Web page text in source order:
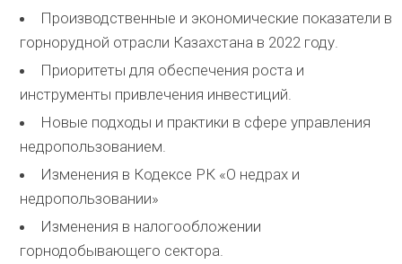
Производственные и экономические показатели в
горнорудной отрасли Казахстана в 2022 году.
Приоритеты для обеспечения роста и
инструменты привлечения инвестиций.
Новые подходы и практики в сфере управления
недропользованием.
Изменения в Кодексе РК «О недрах и
недропользовании»
Изменения в налогообложении
горнодобывающего сектора.